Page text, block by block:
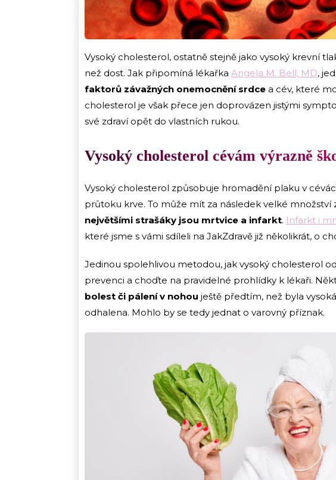
Vysoký cholesterol, ostatně stejně jako vysoký krevní
než dost. Jak připomíná lékařka Angela M. Bell, MD,
faktorů závažných onemocnění srdce a cév, které
cholesterol je však přece jen doprovázen jistými
své zdraví opět do vlastních rukou.
Vysoký cholesterol cévám výrazně
Vysoký cholesterol způsobuje hromadění plaku v
průtoku krve. To může mít za následek velké
největšími strašáky jsou mrtvice a infarkt. Infarkt i
které jsme s vámi sdíleli na JakZdravě již několikrát, o
Jedinou spolehlivou metodou, jak vysoký cholesterol
prevenci a choďte na pravidelné prohlídky k lékaři.
bolest či pálení v nohou ještě předtím, než byla
odhalena. Mohlo by se tedy jednat o varovný příznak.